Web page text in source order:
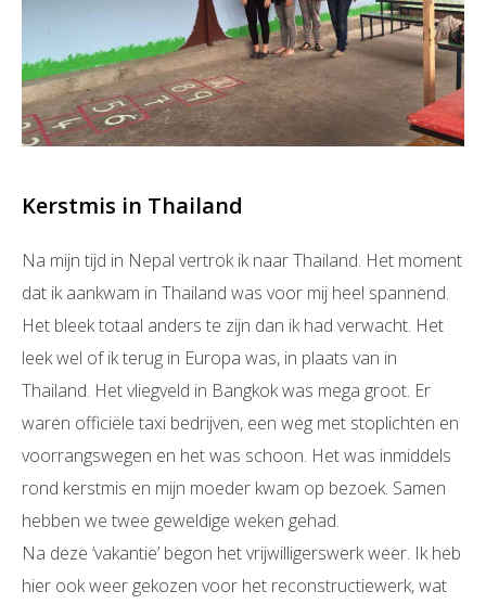
Kerstmis in Thailand
Na mijn tijd in Nepal vertrok ik naar Thailand. Het moment
dat ik aankwam in Thailand was voor mij heel spannend.
Het bleek totaal anders te zijn dan ik had verwacht. Het
leek wel of ik terug in Europa was, in plaats van in
Thailand. Het vliegveld in Bangkok was mega groot. Er
waren officiële taxi bedrijven, een weg met stoplichten en
voorrangswegen en het was schoon. Het was inmiddels
rond kerstmis en mijn moeder kwam op bezoek. Samen
hebben we twee geweldige weken gehad.
Na deze ‘vakantie’ begon het vrijwilligerswerk weer. Ik heb
hier ook weer gekozen voor het reconstructiewerk, wat